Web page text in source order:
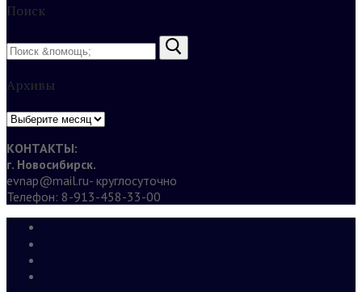
Поиск
Найти:
Архивы
Архивы
КОНТАКТЫ:
г. Новосибирск.
evnap@mail.ru- круглосуточно
Телефон: 8-913-458-33-00